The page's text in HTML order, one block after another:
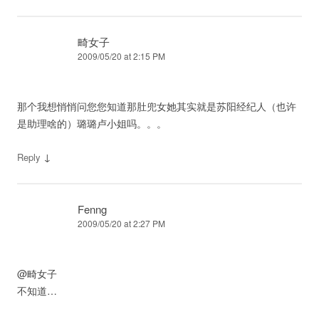
畸女子
2009/05/20 at 2:15 PM
那个我想悄悄问您您知道那肚兜女她其实就是苏阳经纪人（也许
是助理啥的）璐璐卢小姐吗。。。
Reply ↓
Fenng
2009/05/20 at 2:27 PM
@畸女子
不知道…